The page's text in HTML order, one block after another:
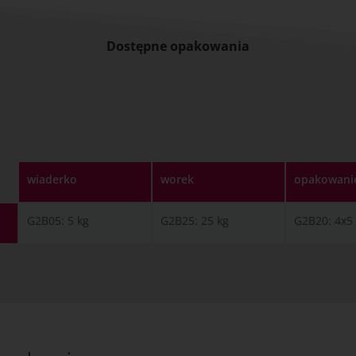
Dostępne opakowania
wiaderko
G2B05: 5 kg
worek
G2B25: 25 kg G2B20: 4x5